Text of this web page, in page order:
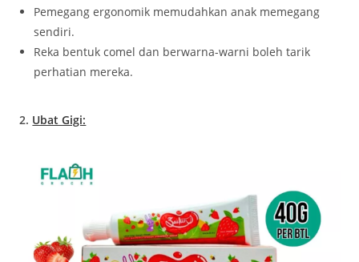
Pemegang ergonomik memudahkan anak memegang
sendiri.
Reka bentuk comel dan berwarna-warni boleh tarik
perhatian mereka.
2. Ubat Gigi: